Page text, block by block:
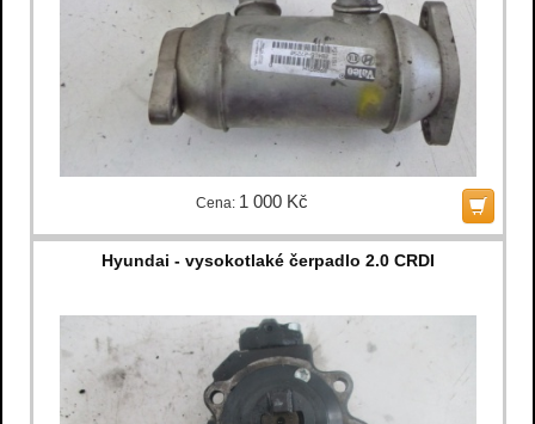
Cena: 1 000 Kč
Hyundai - vysokotlaké čerpadlo 2.0 CRDI